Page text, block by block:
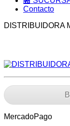
Contacto
DISTRIBUIDORA
MercadoPago